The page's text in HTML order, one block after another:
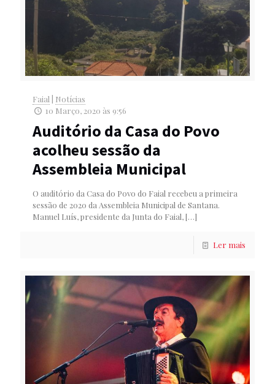
Faial
Notícias
10 Março, 2020 às 9:56
Auditório da Casa do Povo
acolheu sessão da
Assembleia Municipal
O auditório da Casa do Povo do Faial recebeu a primeira
sessão de 2020 da Assembleia Municipal de Santana.
Manuel Luís, presidente da Junta do Faial,[…]
Ler mais